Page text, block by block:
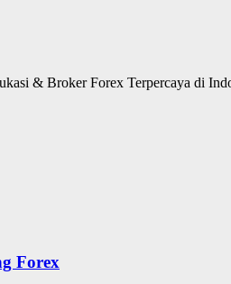
& Broker Forex Terpercaya di
Forex